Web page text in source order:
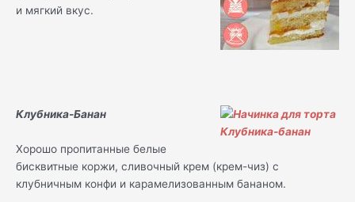
и мягкий вкус.
Клубника-Банан
Хорошо пропитанные белые
бисквитные коржи, сливочный крем (крем-чиз) с
клубничным конфи и карамелизованным бананом.